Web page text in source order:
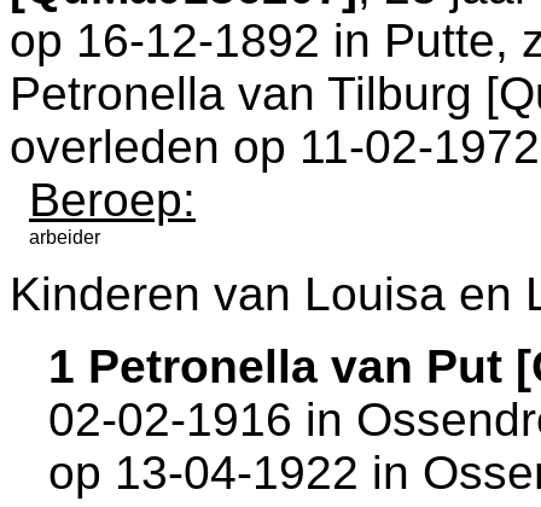
op 16-12-1892 in Putte,
Petronella van Tilburg
overleden op 11-02-
Beroep:
arbeider
Kinderen van Louisa en
1 Petronella van Put
02-02-1916 in
op 13-04-1922 in